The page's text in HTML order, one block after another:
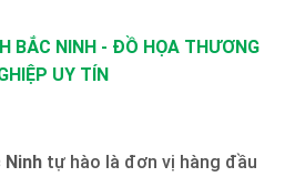
BẮC NINH - ĐỒ HỌA THƯƠNG
UY TÍN
Ninh tự hào là đơn vị hàng đầu